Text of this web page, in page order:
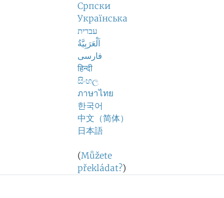
Српски
Українська
עברית
اَلْعَرَبِيَّةُ
فارسی
हिन्दी
සිංහල
ภาษาไทย
한국어
中文（简体）
日本語
(Můžete
překládat?)